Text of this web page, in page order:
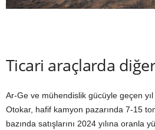
Ticari araçlarda
Ar-Ge ve mühendislik gücüyle geçen
Otokar, hafif kamyon pazarında 7-15
bazında satışlarını 2024 yılına oranla